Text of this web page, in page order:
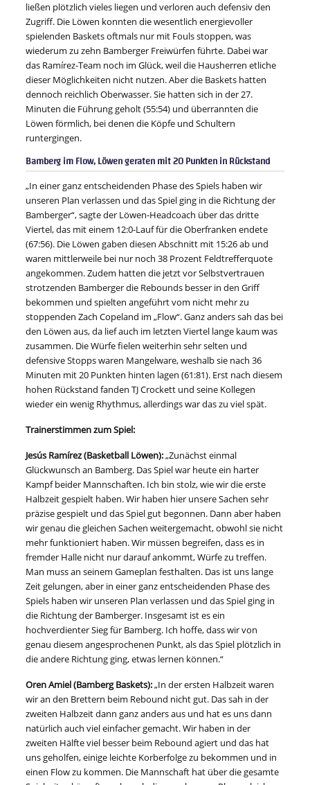
ließen plötzlich vieles liegen und verloren auch defensiv den
Zugriff. Die Löwen konnten die wesentlich energievoller
spielenden Baskets oftmals nur mit Fouls stoppen, was
wiederum zu zehn Bamberger Freiwürfen führte. Dabei war
das Ramírez-Team noch im Glück, weil die Hausherren etliche
dieser Möglichkeiten nicht nutzen. Aber die Baskets hatten
dennoch reichlich Oberwasser. Sie hatten sich in der 27.
Minuten die Führung geholt (55:54) und überrannten die
Löwen förmlich, bei denen die Köpfe und Schultern
runtergingen.
Bamberg im Flow, Löwen geraten mit 20 Punkten in Rückstand
„In einer ganz entscheidenden Phase des Spiels haben wir
unseren Plan verlassen und das Spiel ging in die Richtung der
Bamberger“, sagte der Löwen-Headcoach über das dritte
Viertel, das mit einem 12:0-Lauf für die Oberfranken endete
(67:56). Die Löwen gaben diesen Abschnitt mit 15:26 ab und
waren mittlerweile bei nur noch 38 Prozent Feldtrefferquote
angekommen. Zudem hatten die jetzt vor Selbstvertrauen
strotzenden Bamberger die Rebounds besser in den Griff
bekommen und spielten angeführt vom nicht mehr zu
stoppenden Zach Copeland im „Flow“. Ganz anders sah das bei
den Löwen aus, da lief auch im letzten Viertel lange kaum was
zusammen. Die Würfe fielen weiterhin sehr selten und
defensive Stopps waren Mangelware, weshalb sie nach 36
Minuten mit 20 Punkten hinten lagen (61:81). Erst nach diesem
hohen Rückstand fanden TJ Crockett und seine Kollegen
wieder ein wenig Rhythmus, allerdings war das zu viel spät.
Trainerstimmen zum Spiel:
Jesús Ramírez (Basketball Löwen):„Zunächst einmal
Glückwunsch an Bamberg. Das Spiel war heute ein harter
Kampf beider Mannschaften. Ich bin stolz, wie wir die erste
Halbzeit gespielt haben. Wir haben hier unsere Sachen sehr
präzise gespielt und das Spiel gut begonnen. Dann aber haben
wir genau die gleichen Sachen weitergemacht, obwohl sie nicht
mehr funktioniert haben. Wir müssen begreifen, dass es in
fremder Halle nicht nur darauf ankommt, Würfe zu treffen.
Man muss an seinem Gameplan festhalten. Das ist uns lange
Zeit gelungen, aber in einer ganz entscheidenden Phase des
Spiels haben wir unseren Plan verlassen und das Spiel ging in
die Richtung der Bamberger. Insgesamt ist es ein
hochverdienter Sieg für Bamberg. Ich hoffe, dass wir von
genau diesem angesprochenen Punkt, als das Spiel plötzlich in
die andere Richtung ging, etwas lernen können.“
Oren Amiel (Bamberg Baskets):„In der ersten Halbzeit waren
wir an den Brettern beim Rebound nicht gut. Das sah in der
zweiten Halbzeit dann ganz anders aus und hat es uns dann
natürlich auch viel einfacher gemacht. Wir haben in der
zweiten Hälfte viel besser beim Rebound agiert und das hat
uns geholfen, einige leichte Korberfolge zu bekommen und in
einen Flow zu kommen. Die Mannschaft hat über die gesamte